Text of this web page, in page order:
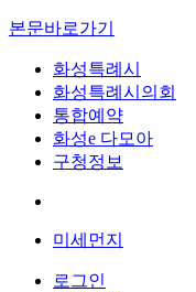
본문바로가기
화성특례시
화성특례시의회
통합예약
화성e 다모아
구청정보
미세먼지
로그인